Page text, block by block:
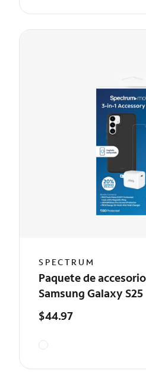
SPECTRUM
Paquete de
Samsung Galaxy S25
$44.97